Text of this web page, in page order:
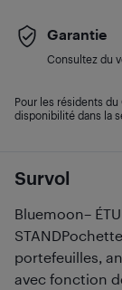
Survol
Bluemoon–
portefeuilles,
avec fonction
Garantie
Consultez du
Pour les résidents
disponibilité dans la